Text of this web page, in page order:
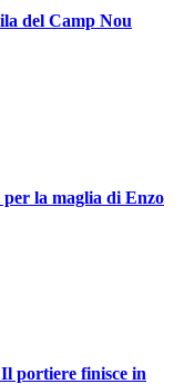
del Camp Nou
la maglia di Enzo
portiere finisce in